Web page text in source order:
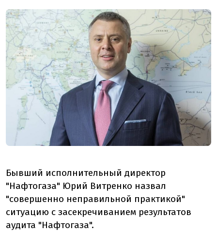
Бывший исполнительный директор
"Нафтогаза" Юрий Витренко назвал
"совершенно неправильной практикой"
ситуацию с засекречиванием результатов
аудита "Нафтогаза".